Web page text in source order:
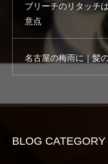
ブリーチのリタッチ
意点
名古屋の梅雨に｜髪
BLOG CATEGORY